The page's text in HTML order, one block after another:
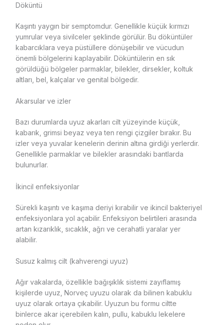
Döküntü
Kaşıntı yaygın bir semptomdur. Genellikle küçük kırmızı
yumrular veya sivilceler şeklinde görülür. Bu döküntüler
kabarcıklara veya püstüllere dönüşebilir ve vücudun
önemli bölgelerini kaplayabilir. Döküntülerin en sık
görüldüğü bölgeler parmaklar, bilekler, dirsekler, koltuk
altları, bel, kalçalar ve genital bölgedir.
Akarsular ve izler
Bazı durumlarda uyuz akarları cilt yüzeyinde küçük,
kabarık, grimsi beyaz veya ten rengi çizgiler bırakır. Bu
izler veya yuvalar kenelerin derinin altına girdiği yerlerdir.
Genellikle parmaklar ve bilekler arasındaki bantlarda
bulunurlar.
İkincil enfeksiyonlar
Sürekli kaşıntı ve kaşıma deriyi kırabilir ve ikincil bakteriyel
enfeksiyonlara yol açabilir. Enfeksiyon belirtileri arasında
artan kızarıklık, sıcaklık, ağrı ve cerahatli yaralar yer
alabilir.
Susuz kalmış cilt (kahverengi uyuz)
Ağır vakalarda, özellikle bağışıklık sistemi zayıflamış
kişilerde uyuz, Norveç uyuzu olarak da bilinen kabuklu
uyuz olarak ortaya çıkabilir. Uyuzun bu formu ciltte
binlerce akar içerebilen kalın, pullu, kabuklu lekelere